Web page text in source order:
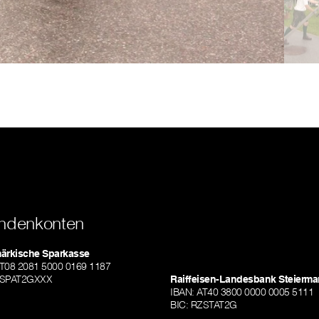
Sparkasse
2081 5000 0169 1187
Raiffeisen-Landesbank
IBAN: AT40 3800 0000 0005 5111
BIC: RZSTAT2G